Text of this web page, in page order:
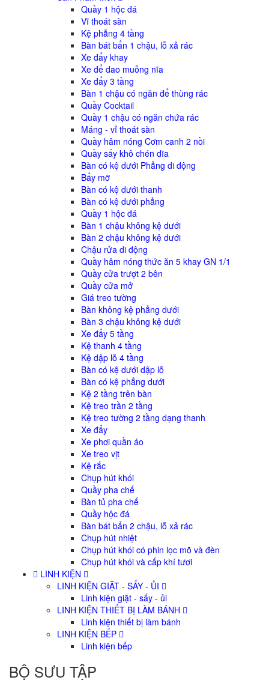
Quầy 1 hộc đá
Vĩ thoát sàn
Kệ phẳng 4 tầng
Bàn bát bẩn 1 chậu, lỗ xả rác
Xe đẩy khay
Xe để dao muỗng nĩa
Xe đẩy 3 tầng
Bàn 1 chậu có ngăn để thùng rác
Quầy Cocktail
Quầy 1 chậu có ngăn chứa rác
Máng - vỉ thoát sàn
Quầy hâm nóng Cơm canh 2 nồi
Quầy sấy khô chén dĩa
Bàn có kệ dưới Phẳng di động
Bẩy mỡ
Bàn có kệ dưới thanh
Bàn có kệ dưới phẳng
Quầy 1 hộc đá
Bàn 1 chậu không kệ dưới
Bàn 2 chậu không kệ dưới
Chậu rửa di động
Quầy hâm nóng thức ăn 5 khay GN 1/1
Quầy cửa trượt 2 bên
Quầy cửa mở
Giá treo tường
Bàn không kệ phẳng dưới
Bàn 3 chậu không kệ dưới
Xe đẩy 5 tầng
Kệ thanh 4 tầng
Kệ dập lỗ 4 tầng
Bàn có kệ dưới dập lỗ
Bàn có kệ phẳng dưới
Kệ 2 tầng trên bàn
Kệ treo trần 2 tầng
Kệ treo tường 2 tầng dạng thanh
Xe đẩy
Xe phơi quần áo
Xe treo vịt
Kệ rắc
Chụp hút khói
Quầy pha chế
Bàn tủ pha chế
Quầy hộc đá
Bàn bát bẩn 2 chậu, lỗ xả rác
Chụp hút nhiệt
Chụp hút khói có phin lọc mõ và đèn
Chụp hút khói và cấp khí tươi
LINH KIỆN
LINH KIỆN GIẶT - SẤY - ỦI
Linh kiện giặt - sấy - ủi
LINH KIỆN THIẾT BỊ LÀM BÁNH
Linh kiện thiết bị làm bánh
LINH KIỆN BẾP
Linh kiện bếp
BỘ SƯU TẬP